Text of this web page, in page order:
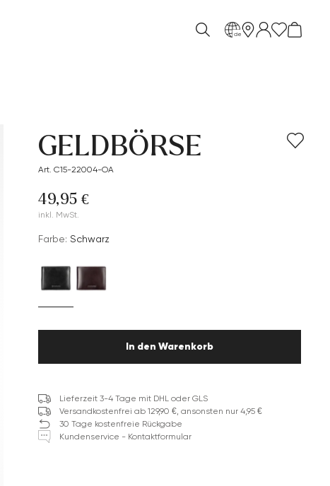
de
GELDBÖRSE
Art. C15-22004-OA
49,95 €
inkl. MwSt.
Farbe: Schwarz
In den Warenkorb
Lieferzeit 3-4 Tage mit DHL oder GLS
Versandkostenfrei ab 129,90 €, ansonsten nur 4,95 €
30 Tage kostenfreie Rückgabe
Kundenservice - Kontaktformular